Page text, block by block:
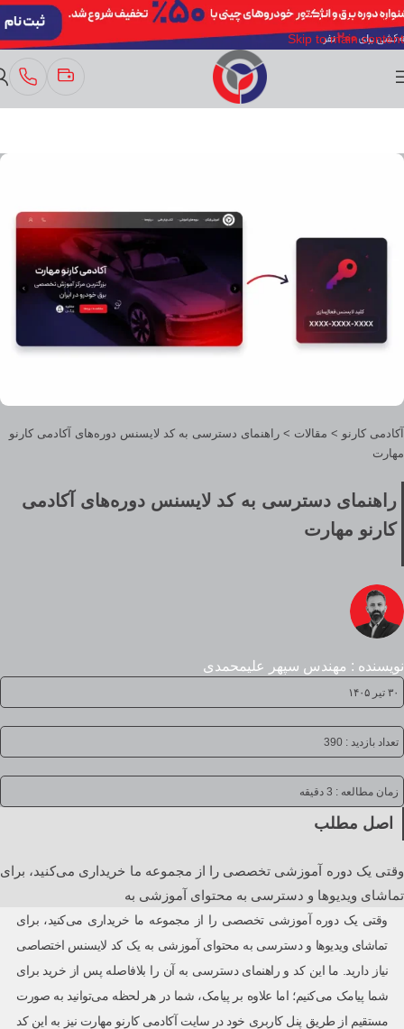
Skip to navigation
Skip to main content
آکادمی کارنو > مقالات > راهنمای دسترسی به کد لایسنس دوره‌های آکادمی کارنو
مهارت
راهنمای دسترسی به کد لایسنس دوره‌های آکادمی
کارنو مهارت
نویسنده : مهندس سپهر علیمحمدی
۳۰ تیر ۱۴۰۵
تعداد بازدید : 390
زمان مطالعه : 3 دقیقه
اصل مطلب
وقتی یک دوره آموزشی تخصصی را از مجموعه ما خریداری می‌کنید، برای
تماشای ویدیوها و دسترسی به محتوای آموزشی به
وقتی یک دوره آموزشی تخصصی را از مجموعه ما خریداری می‌کنید، برای
تماشای ویدیوها و دسترسی به محتوای آموزشی به یک کد لایسنس اختصاصی
نیاز دارید. ما این کد و راهنمای دسترسی به آن را بلافاصله پس از خرید برای
شما پیامک می‌کنیم؛ اما علاوه بر پیامک، شما در هر لحظه می‌توانید به صورت
مستقیم از طریق پنل کاربری خود در سایت آکادمی کارنو مهارت نیز به این کد